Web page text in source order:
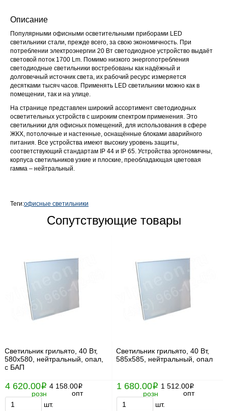
Описание
Популярными офисными осветительными приборами LED
светильники стали, прежде всего, за свою экономичность. При
потреблении электроэнергии 20 Вт светодиодное устройство выдаёт
световой поток 1700 Lm. Помимо низкого энергопотребления
светодиодные светильники востребованы как надёжный и
долговечный источник света, их рабочий ресурс измеряется
десятками тысяч часов. Применять LED светильники можно как в
помещении, так и на улице.
На странице представлен широкий ассортимент светодиодных
осветительных устройств с широким спектром применения. Это
светильники для офисных помещений, для использования в сфере
ЖКХ, потолочные и настенные, оснащённые блоками аварийного
питания. Все устройства имеют высокиу уровень защиты,
соответствующий стандартам IP 44 и IP 65. Устройства эргономичны,
корпуса светильников узкие и плоские, преобладающая цветовая
гамма – нейтральный.
Теги:офисные светильники
Сопутствующие товары
Cветильник грильято, 40 Вт,
580x580, нейтральный, опал,
с БАП
4 620.00i
розн
4 158.00i
опт
шт.
Cветильник грильято, 40 Вт,
585x585, нейтральный, опал
1 680.00i
розн
1 512.00i
опт
шт.